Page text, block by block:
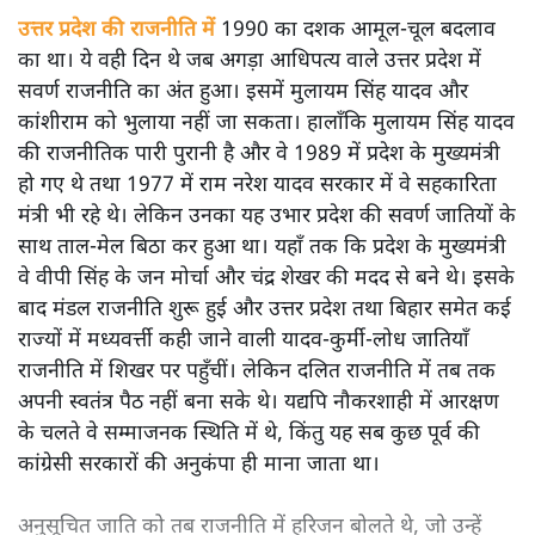
उत्तर प्रदेश की राजनीति में1990 का दशक आमूल-चूल बदलाव
का था। ये वही दिन थे जब अगड़ा आधिपत्य वाले उत्तर प्रदेश में
सवर्ण राजनीति का अंत हुआ। इसमें मुलायम सिंह यादव और
कांशीराम को भुलाया नहीं जा सकता। हालाँकि मुलायम सिंह यादव
की राजनीतिक पारी पुरानी है और वे 1989 में प्रदेश के मुख्यमंत्री
हो गए थे तथा 1977 में राम नरेश यादव सरकार में वे सहकारिता
मंत्री भी रहे थे। लेकिन उनका यह उभार प्रदेश की सवर्ण जातियों के
साथ ताल-मेल बिठा कर हुआ था। यहाँ तक कि प्रदेश के मुख्यमंत्री
वे वीपी सिंह के जन मोर्चा और चंद्र शेखर की मदद से बने थे। इसके
बाद मंडल राजनीति शुरू हुई और उत्तर प्रदेश तथा बिहार समेत कई
राज्यों में मध्यवर्त्ती कही जाने वाली यादव-कुर्मी-लोध जातियाँ
राजनीति में शिखर पर पहुँचीं। लेकिन दलित राजनीति में तब तक
अपनी स्वतंत्र पैठ नहीं बना सके थे। यद्यपि नौकरशाही में आरक्षण
के चलते वे सम्माजनक स्थिति में थे, किंतु यह सब कुछ पूर्व की
कांग्रेसी सरकारों की अनुकंपा ही माना जाता था।
अनुसूचित जाति को तब राजनीति में हरिजन बोलते थे, जो उन्हें